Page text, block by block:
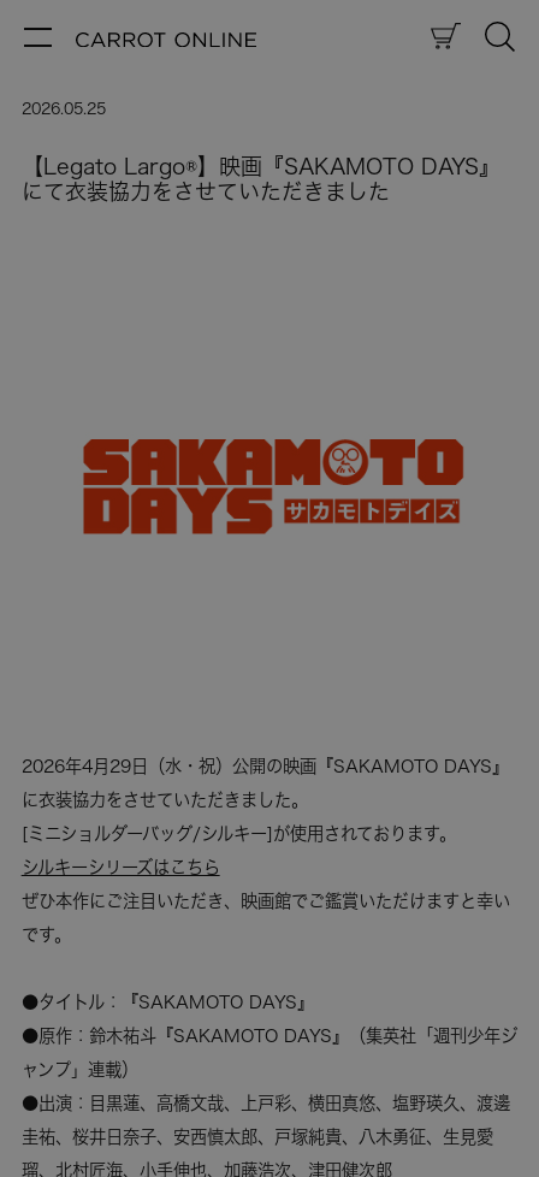
2026.05.25
【Legato Largo®】映画『SAKAMOTO DAYS』
にて衣装協力をさせていただきました
2026年4月29日（水・祝）公開の映画『SAKAMOTO DAYS』
に衣装協力をさせていただきました。
[ミニショルダーバッグ/シルキー]が使用されております。
シルキーシリーズはこちら
ぜひ本作にご注目いただき、映画館でご鑑賞いただけますと幸い
です。
●タイトル：『SAKAMOTO DAYS』
●原作：鈴木祐斗『SAKAMOTO DAYS』（集英社「週刊少年ジ
ャンプ」連載）
●出演：目黒蓮、高橋文哉、上戸彩、横田真悠、塩野瑛久、渡邊
圭祐、桜井日奈子、安西慎太郎、戸塚純貴、八木勇征、生見愛
瑠、北村匠海、小手伸也、加藤浩次、津田健次郎